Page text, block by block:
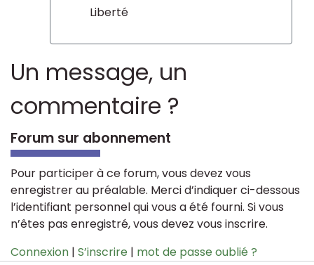
Liberté
Un message, un
commentaire ?
Forum sur abonnement
Pour participer à ce forum, vous devez vous
enregistrer au préalable. Merci d’indiquer ci-dessous
l’identifiant personnel qui vous a été fourni. Si vous
n’êtes pas enregistré, vous devez vous inscrire.
Connexion | S’inscrire | mot de passe oublié ?